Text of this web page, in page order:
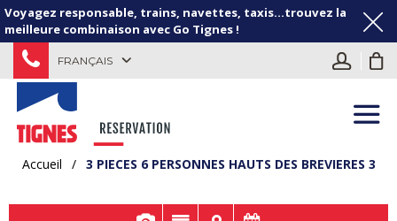
Voyagez responsable, trains, navettes, taxis...trouvez la
meilleure combinaison avec Go Tignes !
FRANÇAIS
Accueil / 3 PIECES 6 PERSONNES HAUTS DES BREVIERES 3